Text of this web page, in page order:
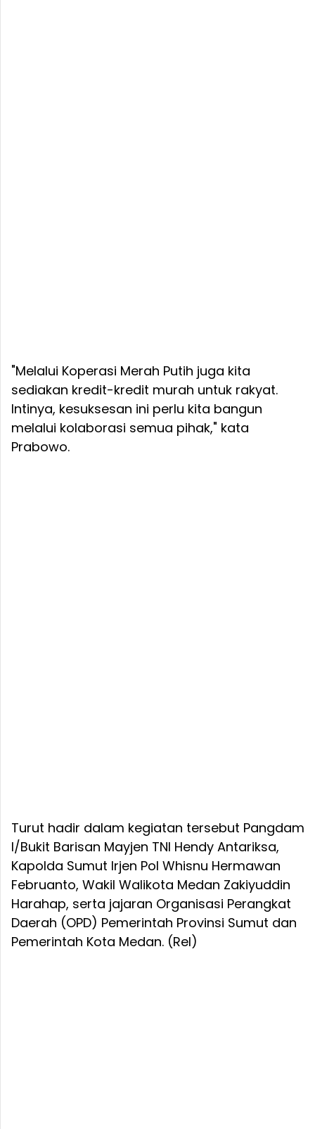
"Melalui Koperasi Merah Putih juga kita
sediakan kredit-kredit murah untuk rakyat.
Intinya, kesuksesan ini perlu kita bangun
melalui kolaborasi semua pihak," kata
Prabowo.
Turut hadir dalam kegiatan tersebut Pangdam
I/Bukit Barisan Mayjen TNI Hendy Antariksa,
Kapolda Sumut Irjen Pol Whisnu Hermawan
Februanto, Wakil Walikota Medan Zakiyuddin
Harahap, serta jajaran Organisasi Perangkat
Daerah (OPD) Pemerintah Provinsi Sumut dan
Pemerintah Kota Medan. (Rel)